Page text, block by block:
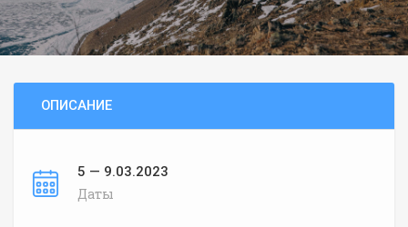
ОПИСАНИЕ
5 — 9.03.2023
Даты